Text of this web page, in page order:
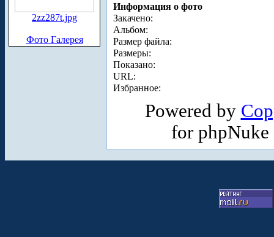
2zz287t.jpg
Фото Галерея
Информация о фото
Закачено:
Альбом:
Размер файла:
Размеры:
Показано:
URL:
Избранное:
Powered by
for